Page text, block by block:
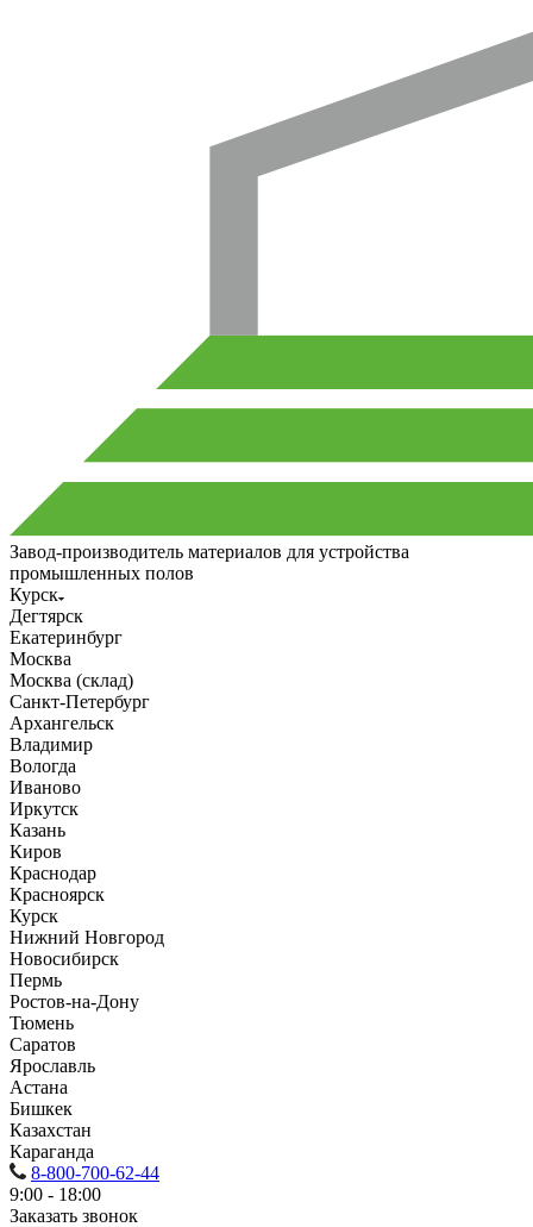
Завод-производитель материалов для устройства
промышленных полов
Курск
Дегтярск
Екатеринбург
Москва
Москва (склад)
Санкт-Петербург
Архангельск
Владимир
Вологда
Иваново
Иркутск
Казань
Киров
Краснодар
Красноярск
Курск
Нижний Новгород
Новосибирск
Пермь
Ростов-на-Дону
Тюмень
Саратов
Ярославль
Астана
Бишкек
Казахстан
Караганда
8-800-700-62-44
9:00 - 18:00
Заказать звонок